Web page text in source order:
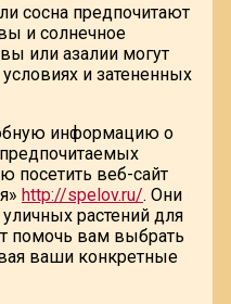
сосна предпочитают
и солнечное
или азалии могут
и затененных
информацию о
посетить веб-сайт
http://spelov.ru/. Они
растений для
помочь вам выбрать
ваши конкретные